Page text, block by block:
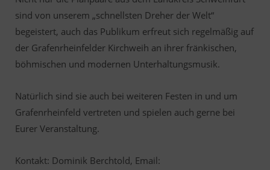
sind von unserem „schnellsten Dreher der Welt“
begeistert, auch das Publikum erfreut sich regelmäßig auf
der Grafenrheinfelder Kirchweih an ihrer fränkischen,
böhmischen und modernen Unterhaltungsmusik.
Natürlich sind sie auch bei weiteren Festen in und um
Grafenrheinfeld vertreten und spielen auch gerne bei
Eurer Veranstaltung.
Kontakt: Dominik Berchtold, Email: